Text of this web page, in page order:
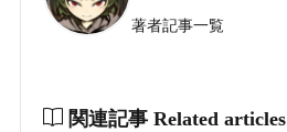
著者記事一覧
関連記事 Related articles